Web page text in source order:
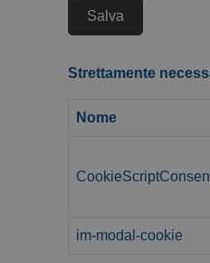
Salva
Strettamente
Nome
im-modal-cookie